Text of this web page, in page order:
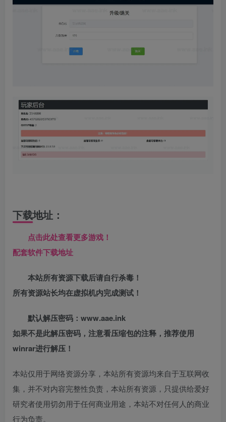
下载地址：
点击此处查看更多游戏！
配套软件下载地址
本站所有资源下载后请自行杀毒！
所有资源站长均在虚拟机内完成测试！
默认解压密码：www.aae.ink
如果不是此解压密码，注意看压缩包的注释，推荐使用
winrar进行解压！
本站仅用于网络资源分享，本站所有资源均来自于互联网收
集，并不对内容完整性负责，本站所有资源，只提供给爱好
研究者使用切勿用于任何商业用途，本站不对任何人的商业
行为负责。